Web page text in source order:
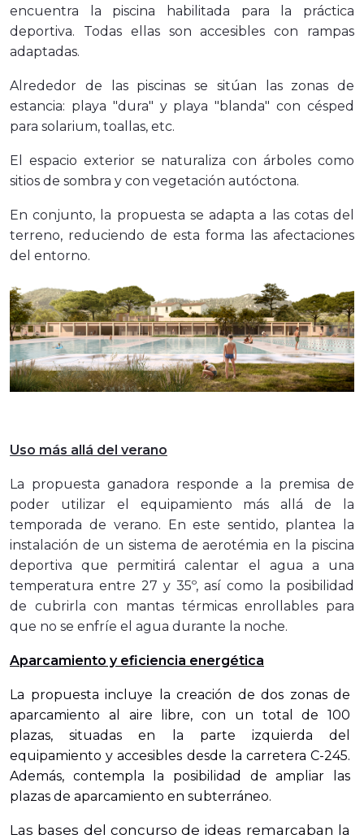
encuentra la piscina habilitada para la práctica
deportiva. Todas ellas son accesibles con rampas
adaptadas.
Alrededor de las piscinas se sitúan las zonas de
estancia: playa "dura" y playa "blanda" con césped
para solarium, toallas, etc.
El espacio exterior se naturaliza con árboles como
sitios de sombra y con vegetación autóctona.
En conjunto, la propuesta se adapta a las cotas del
terreno, reduciendo de esta forma las afectaciones
del entorno.
Uso más allá del verano
La propuesta ganadora responde a la premisa de
poder utilizar el equipamiento más allá de la
temporada de verano. En este sentido, plantea la
instalación de un sistema de aerotémia en la piscina
deportiva que permitirá calentar el agua a una
temperatura entre 27 y 35º, así como la posibilidad
de cubrirla con mantas térmicas enrollables para
que no se enfríe el agua durante la noche.
Aparcamiento y eficiencia energética
La propuesta incluye la creación de dos zonas de
aparcamiento al aire libre, con un total de 100
plazas, situadas en la parte izquierda del
equipamiento y accesibles desde la carretera C-245.
Además, contempla la posibilidad de ampliar las
plazas de aparcamiento en subterráneo.
Las bases del concurso de ideas remarcaban la